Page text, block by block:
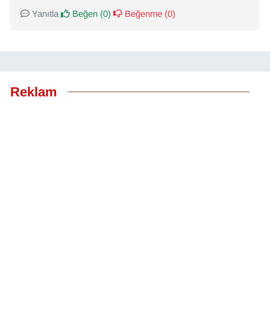
Yanıtla Beğen (0) Beğenme (0)
Reklam